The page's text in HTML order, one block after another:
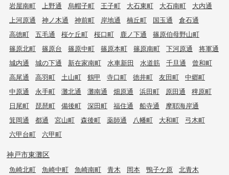
岩屋南町
上野通 烏帽子町 王子町 大石東町 大石南町
大内通
上河原通
神ノ木通 神前町 岸地通 楠丘町 国玉通
倉石通
高徳町
五毛通 桜ケ丘町 桜口町 鹿ノ下通
篠原伯母野山町
篠原北町
篠原台 篠原中町 篠原本町 篠原南町 下河原通
将軍通
城内通
城の下通 新在家南町 水車新田 水道筋 千旦通
曾和町
高尾通
高羽町 土山町 鶴甲 寺口町 徳井町 友田町
中郷町
中原通
永手町 灘北通 灘南通 畑原通 浜田町 原田通
稗原町
日尾町
琵琶町 備後町 深田町 福住通 船寺通
摩耶海岸通
箕岡通
都通 宮山町 森後町 薬師通 八幡町 大和町
弓木町
六甲台町
六甲町
神戸市東灘区
魚崎北町 魚崎中町 魚崎南町 青木 岡本 鴨子ケ原
北青木